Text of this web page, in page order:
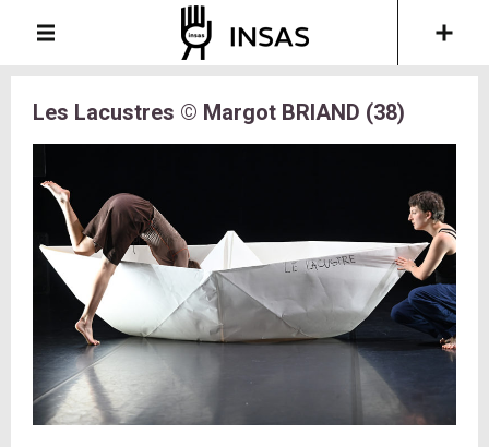
Les Lacustres © Margot BRIAND (38)